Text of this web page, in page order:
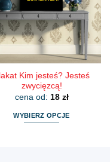
można
wybrać
na
stronie
produktu
Kim jesteś? Jesteś
zwycięzcą!
cena od: 18 zł
WYBIERZ OPCJE